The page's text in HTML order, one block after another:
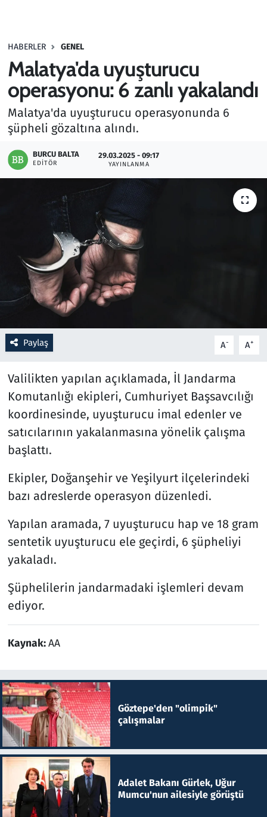
HABERLER GENEL
Malatya'da uyuşturucu
operasyonu: 6 zanlı yakalandı
Malatya'da uyuşturucu operasyonunda 6
şüpheli gözaltına alındı.
BURCU BALTA
EDITÖR
29.03.2025 - 09:17
YAYINLANMA
Paylaş A- A+
Valilikten yapılan açıklamada, İl Jandarma
Komutanlığı ekipleri, Cumhuriyet Başsavcılığı
koordinesinde, uyuşturucu imal edenler ve
satıcılarının yakalanmasına yönelik çalışma
başlattı.
Ekipler, Doğanşehir ve Yeşilyurt ilçelerindeki
bazı adreslerde operasyon düzenledi.
Yapılan aramada, 7 uyuşturucu hap ve 18 gram
sentetik uyuşturucu ele geçirdi, 6 şüpheliyi
yakaladı.
Şüphelilerin jandarmadaki işlemleri devam
ediyor.
Kaynak:AA
Göztepe'den "olimpik"
çalışmalar
Adalet Bakanı Gürlek, Uğur
Mumcu'nun ailesiyle görüştü
Haber
Kültür Sanat
Kurumsal Haberler
Otomobil
Oyun
Ramazan
Resmi İlanlar
Sağlık
Savunma Sanayi
Seçim 2023
Spor
Teknoloji ve Bilim